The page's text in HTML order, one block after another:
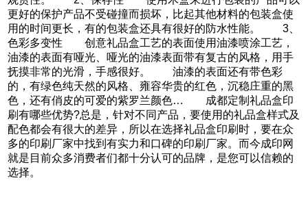
更好的保护产品不受碰撞而损坏，比起其他材料的包装盒使
用的时间更长，有的包装盒还具有很好的防水性能。 3、
色彩多变性 创意礼品盒工艺的表面使用油漆喷涂工艺，
油漆的表面有哑光、哑光的油漆表面带有复古的风格，用手
抚摸非常的光滑，手感很好。 油漆的表面还有带色彩
的，有绿色纯天然的风格、雍容华贵的红色，沉稳庄重的黑
色，还有俏皮的可爱的紫罗兰颜色… 成都定制礼品盒印
刷有哪些优势?总是，针对不同产品，要使用的礼品盒样式及
配色都会有很大的差异，所以在选择礼品盒印刷时，要在众
多的印刷厂家中找到有实力和口碑的印刷厂家。而今成印网
就是目前众多消费者们都十分认可的品牌，是您可以信赖的
选择。